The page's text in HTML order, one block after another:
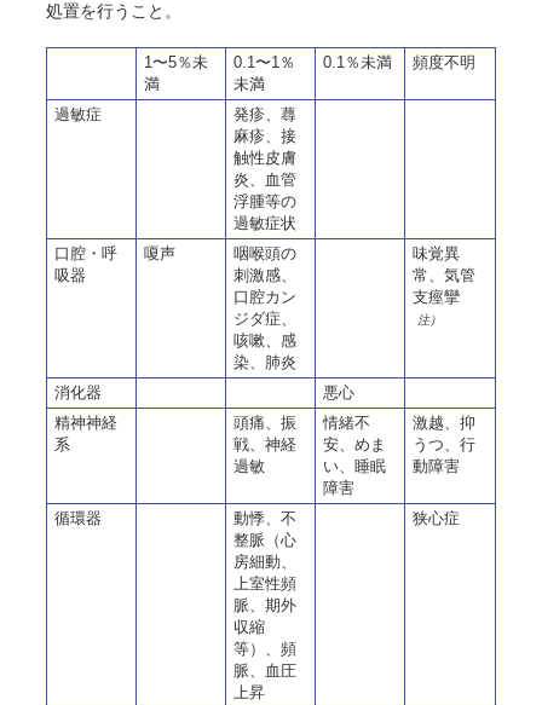
処置を行うこと。
1〜5％未
満
0.1〜1％
未満
0.1％未満 頻度不明
過敏症
発疹、蕁
麻疹、接
触性皮膚
炎、血管
浮腫等の
過敏症状
口腔・呼
吸器
嗄声
咽喉頭の
刺激感、
口腔カン
ジダ症、
咳嗽、感
染、肺炎
味覚異
常、気管
支痙攣
注）
消化器
悪心
精神神経
系
頭痛、振
戦、神経
過敏
情緒不
安、めま
い、睡眠
障害
激越、抑
うつ、行
動障害
循環器
動悸、不
整脈（心
房細動、
上室性頻
脈、期外
収縮
等）、頻
脈、血圧
上昇
狭心症